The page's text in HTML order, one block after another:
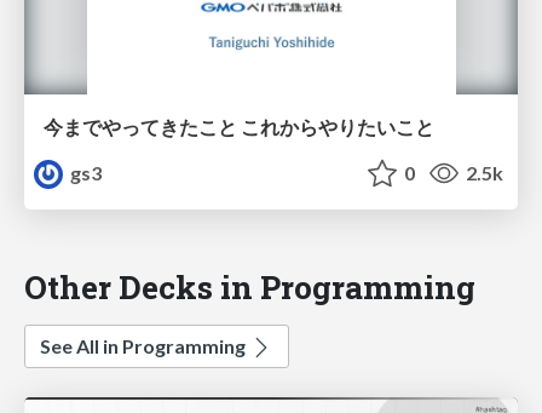
今までやってきたこと これからやりたいこと
gs3
0 2.5k
Other Decks in Programming
See All in Programming